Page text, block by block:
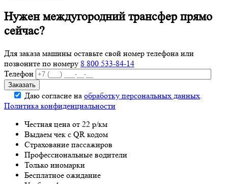
Нужен междугородний трансфер прямо
сейчас?
Для заказа машины оставьте свой номер телефона или
позвоните по номеру 8 800 533-84-14
Телефон
Даю согласие на обработку персональных данных.
Политика конфиденциальности
Честная цена от 22 р/км
Выдаем чек с QR кодом
Страхование пассажиров
Профессиональные водители
Только иномарки
Бесплатное ожидание